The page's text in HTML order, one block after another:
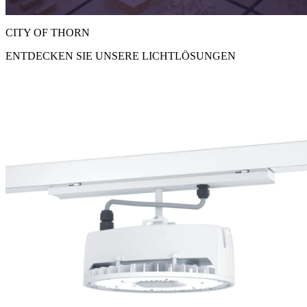
CITY OF THORN
ENTDECKEN SIE UNSERE LICHTLÖSUNGEN